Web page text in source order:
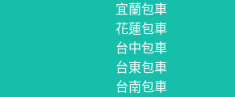
宜蘭包車
花蓮包車
台中包車
台東包車
台南包車